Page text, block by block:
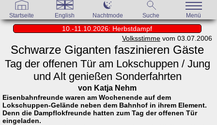
Startseite English Nachtmode Suche Menü
10.-11.10.2026: Herbstdampf
Volksstimme vom 03.07.2006
Schwarze Giganten faszinieren Gäste
Tag der offenen Tür am Lokschuppen / Jung
und Alt genießen Sonderfahrten
von Katja Nehm
Eisenbahnfreunde waren am Wochenende auf dem
Lokschuppen-Gelände neben dem Bahnhof in ihrem Element.
Denn die Dampflokfreunde hatten zum Tag der offenen Tür
eingeladen.